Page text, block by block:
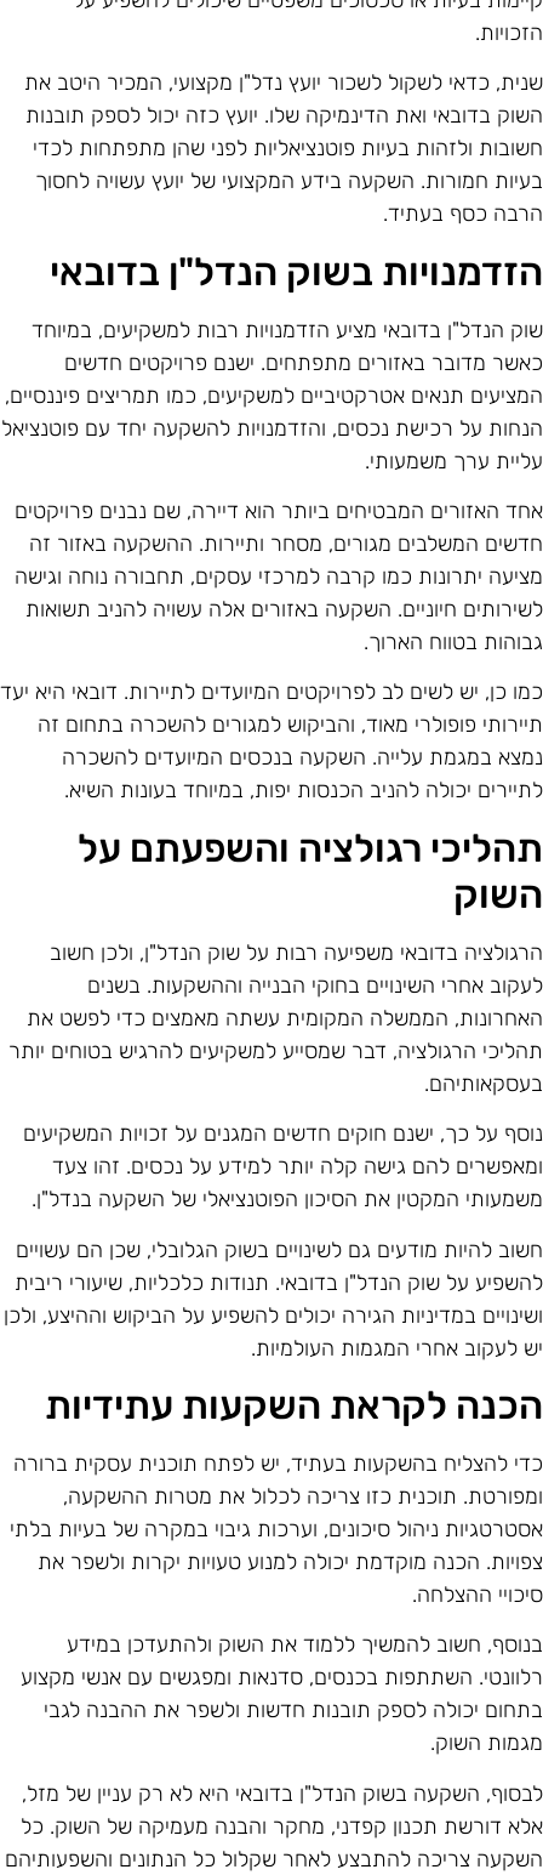
כדאי לשקול לשכור יועץ נדל"ן מקצועי, המכיר היטב את
בדובאי ואת הדינמיקה שלו. יועץ כזה יכול לספק תובנות
ולזהות בעיות פוטנציאליות לפני שהן מתפתחות לכדי
חמורות. השקעה בידע המקצועי של יועץ עשויה לחסוך
כסף בעתיד.
בשוק הנדל"ן בדובאי
הנדל"ן בדובאי מציע הזדמנויות רבות למשקיעים, במיוחד
מדובר באזורים מתפתחים. ישנם פרויקטים חדשים
תנאים אטרקטיביים למשקיעים, כמו תמריצים פיננסיים,
על רכישת נכסים, והזדמנויות להשקעה יחד עם פוטנציאל
ערך משמעותי.
האזורים המבטיחים ביותר הוא דיירה, שם נבנים פרויקטים
המשלבים מגורים, מסחר ותיירות. ההשקעה באזור זה
יתרונות כמו קרבה למרכזי עסקים, תחבורה נוחה וגישה
חיוניים. השקעה באזורים אלה עשויה להניב תשואות
בטווח הארוך.
כן, יש לשים לב לפרויקטים המיועדים לתיירות. דובאי היא יעד
פופולרי מאוד, והביקוש למגורים להשכרה בתחום זה
במגמת עלייה. השקעה בנכסים המיועדים להשכרה
יכולה להניב הכנסות יפות, במיוחד בעונות השיא.
רגולציה והשפעתם על
בדובאי משפיעה רבות על שוק הנדל"ן, ולכן חשוב
אחרי השינויים בחוקי הבנייה וההשקעות. בשנים
הממשלה המקומית עשתה מאמצים כדי לפשט את
הרגולציה, דבר שמסייע למשקיעים להרגיש בטוחים יותר
על כך, ישנם חוקים חדשים המגנים על זכויות המשקיעים
להם גישה קלה יותר למידע על נכסים. זהו צעד
המקטין את הסיכון הפוטנציאלי של השקעה בנדל"ן.
להיות מודעים גם לשינויים בשוק הגלובלי, שכן הם עשויים
על שוק הנדל"ן בדובאי. תנודות כלכליות, שיעורי ריבית
במדיניות הגירה יכולים להשפיע על הביקוש וההיצע, ולכן
לעקוב אחרי המגמות העולמיות.
לקראת השקעות עתידיות
להצליח בהשקעות בעתיד, יש לפתח תוכנית עסקית ברורה
תוכנית כזו צריכה לכלול את מטרות ההשקעה,
ניהול סיכונים, וערכות גיבוי במקרה של בעיות בלתי
הכנה מוקדמת יכולה למנוע טעויות יקרות ולשפר את
ההצלחה.
חשוב להמשיך ללמוד את השוק ולהתעדכן במידע
השתתפות בכנסים, סדנאות ומפגשים עם אנשי מקצוע
יכולה לספק תובנות חדשות ולשפר את ההבנה לגבי
השוק.
השקעה בשוק הנדל"ן בדובאי היא לא רק עניין של מזל,
דורשת תכנון קפדני, מחקר והבנה מעמיקה של השוק. כל
צריכה להתבצע לאחר שקלול כל הנתונים והשפעותיהם